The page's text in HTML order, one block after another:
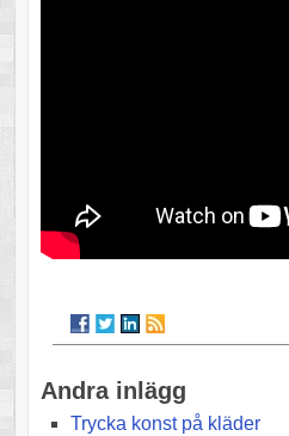
Andra inlägg
Trycka konst på kläder